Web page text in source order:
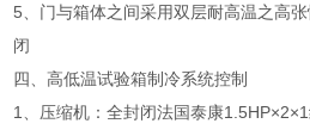
5、门与箱体之间采用双层耐高温之高
闭
四、高低温试验箱制冷系统控制
1、压缩机：全封闭法国泰康1.5HP×2×1